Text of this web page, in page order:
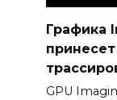
Графика
GPU